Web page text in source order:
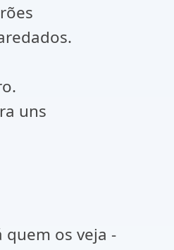
uns
quem os veja -